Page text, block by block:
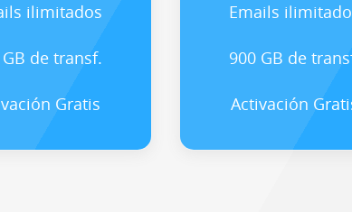
ilimitados
de transf.
Gratis
Emails
900 GB de
Activación